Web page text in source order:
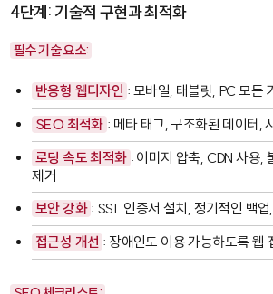
4단계: 기술적 구현과 최적화
필수 기술 요소:
반응형 웹디자인 : 모바일, 태블릿, PC 모든
SEO 최적화 : 메타 태그, 구조화된 데이터,
로딩 속도 최적화 : 이미지 압축, CDN 사용,
제거
보안 강화 : SSL 인증서 설치, 정기적인 백업
접근성 개선 : 장애인도 이용 가능하도록 웹